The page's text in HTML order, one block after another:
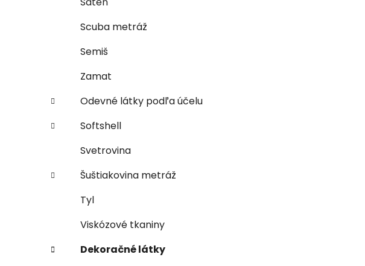
Scuba metráž
Semiš
Zamat
Odevné látky podľa účelu
Softshell
Svetrovina
Šuštiakovina metráž
Tyl
Viskózové tkaniny
Dekoračné látky